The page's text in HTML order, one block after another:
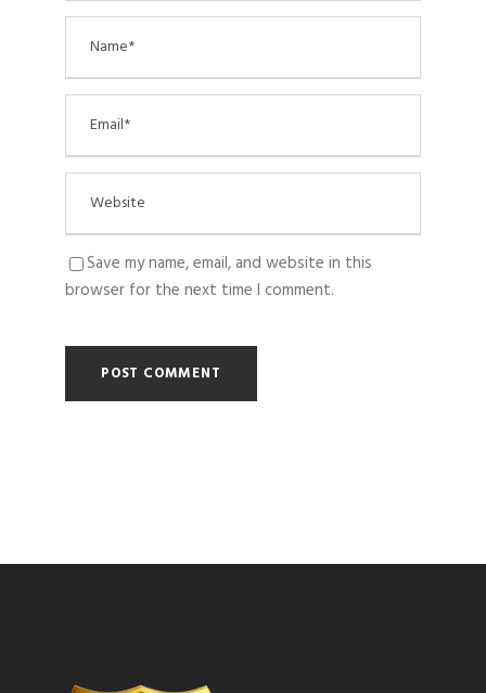
Save my name, email, and website in this
browser for the next time I comment.